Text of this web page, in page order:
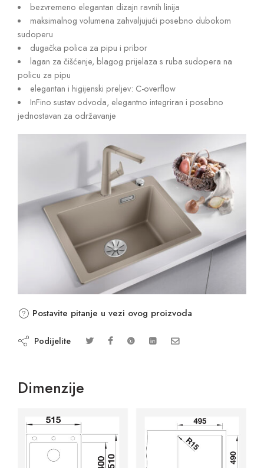
bezvremeno elegantan dizajn ravnih linija
maksimalnog volumena zahvaljujući posebno dubokom
sudoperu
dugačka polica za pipu i pribor
lagan za čišćenje, blagog prijelaza s ruba sudopera na
policu za pipu
elegantan i higijenski preljev: C-overflow
InFino sustav odvoda, elegantno integriran i posebno
jednostavan za održavanje
Postavite pitanje u vezi ovog proizvoda
Podijelite
Dimenzije